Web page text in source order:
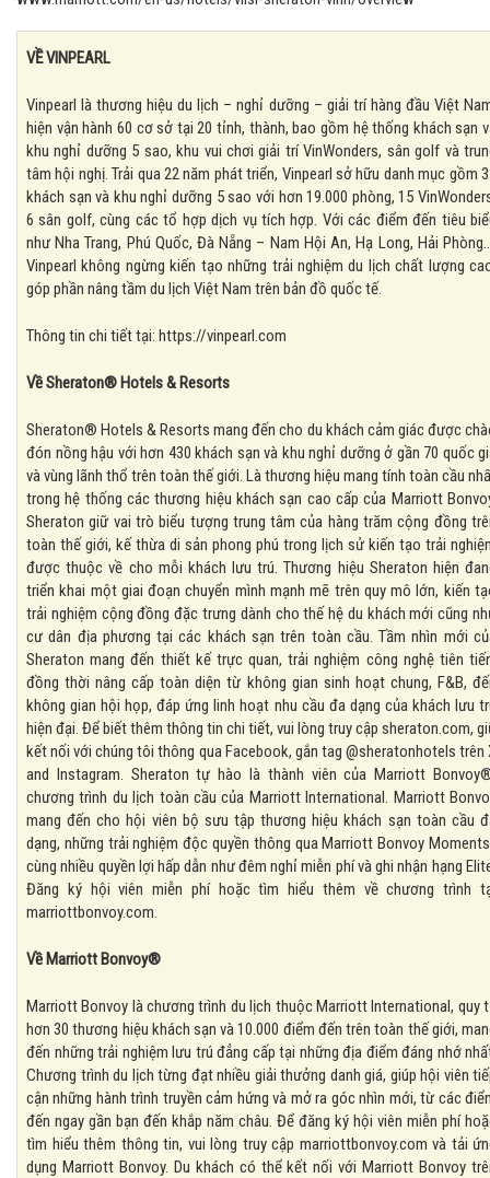
VỀ VINPEARL
Vinpearl là thương hiệu du lịch – nghỉ dưỡng – giải trí hàng đầu Việt
hiện vận hành 60 cơ sở tại 20 tỉnh, thành, bao gồm hệ thống khách sạn
khu nghỉ dưỡng 5 sao, khu vui chơi giải trí VinWonders, sân golf và
tâm hội nghị. Trải qua 22 năm phát triển, Vinpearl sở hữu danh mục gồm
khách sạn và khu nghỉ dưỡng 5 sao với hơn 19.000 phòng, 15
6 sân golf, cùng các tổ hợp dịch vụ tích hợp. Với các điểm đến tiêu
như Nha Trang, Phú Quốc, Đà Nẵng – Nam Hội An, Hạ Long, Hải
Vinpearl không ngừng kiến tạo những trải nghiệm du lịch chất lượng
góp phần nâng tầm du lịch Việt Nam trên bản đồ quốc tế.
Thông tin chi tiết tại: https://vinpearl.com
Về Sheraton® Hotels & Resorts
Sheraton® Hotels & Resorts mang đến cho du khách cảm giác được
đón nồng hậu với hơn 430 khách sạn và khu nghỉ dưỡng ở gần 70 quốc
và vùng lãnh thổ trên toàn thế giới. Là thương hiệu mang tính toàn cầu
trong hệ thống các thương hiệu khách sạn cao cấp của Marriott
Sheraton giữ vai trò biểu tượng trung tâm của hàng trăm cộng đồng
toàn thế giới, kế thừa di sản phong phú trong lịch sử kiến tạo trải
được thuộc về cho mỗi khách lưu trú. Thương hiệu Sheraton hiện
triển khai một giai đoạn chuyển mình mạnh mẽ trên quy mô lớn, kiến
trải nghiệm cộng đồng đặc trưng dành cho thế hệ du khách mới cũng
cư dân địa phương tại các khách sạn trên toàn cầu. Tầm nhìn mới
Sheraton mang đến thiết kế trực quan, trải nghiệm công nghệ tiên
đồng thời nâng cấp toàn diện từ không gian sinh hoạt chung, F&B,
không gian hội họp, đáp ứng linh hoạt nhu cầu đa dạng của khách lưu
hiện đại. Để biết thêm thông tin chi tiết, vui lòng truy cập sheraton.com,
kết nối với chúng tôi thông qua Facebook, gắn tag @sheratonhotels trên
and Instagram. Sheraton tự hào là thành viên của Marriott
chương trình du lịch toàn cầu của Marriott International. Marriott
mang đến cho hội viên bộ sưu tập thương hiệu khách sạn toàn cầu
dạng, những trải nghiệm độc quyền thông qua Marriott Bonvoy
cùng nhiều quyền lợi hấp dẫn như đêm nghỉ miễn phí và ghi nhận hạng
Đăng ký hội viên miễn phí hoặc tìm hiểu thêm về chương trình
marriottbonvoy.com.
Về Marriott Bonvoy®
Marriott Bonvoy là chương trình du lịch thuộc Marriott International, quy
hơn 30 thương hiệu khách sạn và 10.000 điểm đến trên toàn thế giới,
đến những trải nghiệm lưu trú đẳng cấp tại những địa điểm đáng nhớ
Chương trình du lịch từng đạt nhiều giải thưởng danh giá, giúp hội viên
cận những hành trình truyền cảm hứng và mở ra góc nhìn mới, từ các
đến ngay gần bạn đến khắp năm châu. Để đăng ký hội viên miễn phí
tìm hiểu thêm thông tin, vui lòng truy cập marriottbonvoy.com và tải
dụng Marriott Bonvoy. Du khách có thể kết nối với Marriott Bonvoy